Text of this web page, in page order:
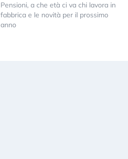
Pensioni, a che età ci va chi lavora in
fabbrica e le novità per il prossimo
anno